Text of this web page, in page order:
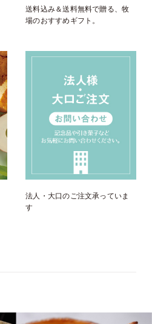
送料込み＆送料無料で贈る、牧
場のおすすめギフト。
法人・大口のご注文承っていま
す